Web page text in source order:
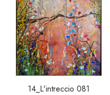
14_L'intreccio 081